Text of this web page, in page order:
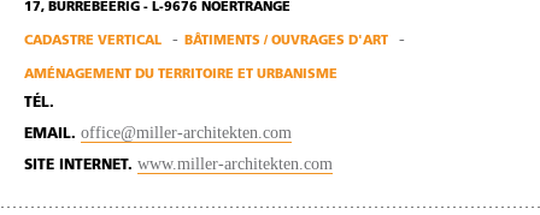
17, BURREBEERIG - L-9676 NOERTRANGE
CADASTRE VERTICAL BÂTIMENTS / OUVRAGES D'ART
AMÉNAGEMENT DU TERRITOIRE ET URBANISME
TÉL.
EMAIL. office@miller-architekten.com
SITE INTERNET. www.miller-architekten.com